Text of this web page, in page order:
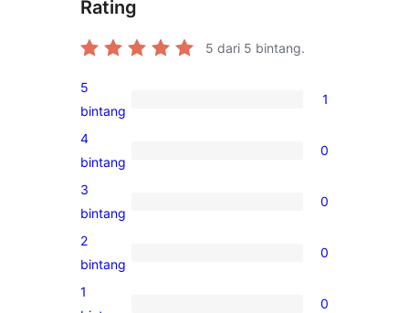
Rating
5 dari 5 bintang.
1
ulasan
5-
5
bintang
1
0
ulasan
4-
4
bintang
0
0
ulasan
3-
3
bintang
0
0
ulasan
2
bintang
0
1
0